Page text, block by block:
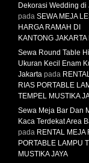
Dekorasi Wedding di
pada SEWA MEJA
HARGA RAMAH DI
KANTONG JAKARTA
Sewa Round Table
Ukuran Kecil Enam
Jakarta pada
RIAS PORTABLE
TEMPEL MUSTIKA
Sewa Meja Bar Dan
Kaca Terdekat Area
pada RENTAL MEJA
PORTABLE LAMPU
MUSTIKA JAYA